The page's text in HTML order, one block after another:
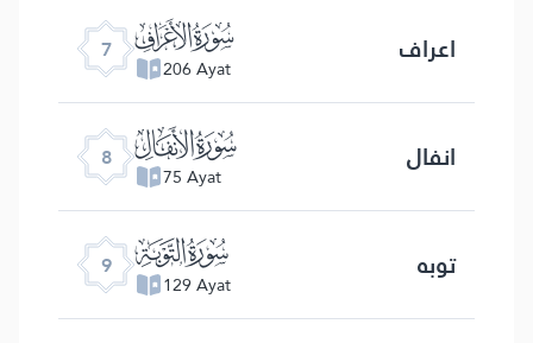
7 ﮓ
206 Ayat اعراف
8 ﮔ
75 Ayat انفال
9 ﮕ
129 Ayat توبه